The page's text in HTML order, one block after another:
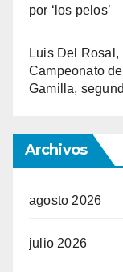
por ‘los pelos’
Luis Del
Campeonato
Gamilla,
Archivos
agosto 2026
julio 2026